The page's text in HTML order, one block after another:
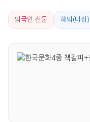
외국인 선물 해외(미상)